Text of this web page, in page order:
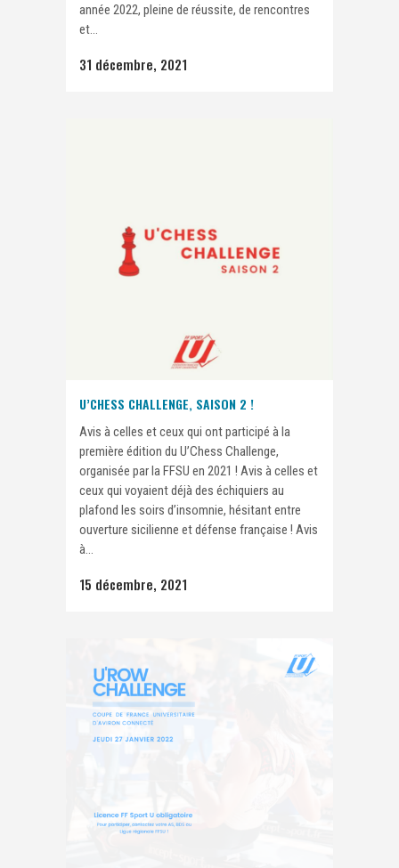
année 2022, pleine de réussite, de rencontres
et...
31 décembre, 2021
U’CHESS CHALLENGE, SAISON 2 !
Avis à celles et ceux qui ont participé à la
première édition du U’Chess Challenge,
organisée par la FFSU en 2021 ! Avis à celles et
ceux qui voyaient déjà des échiquiers au
plafond les soirs d’insomnie, hésitant entre
ouverture sicilienne et défense française ! Avis
à...
15 décembre, 2021